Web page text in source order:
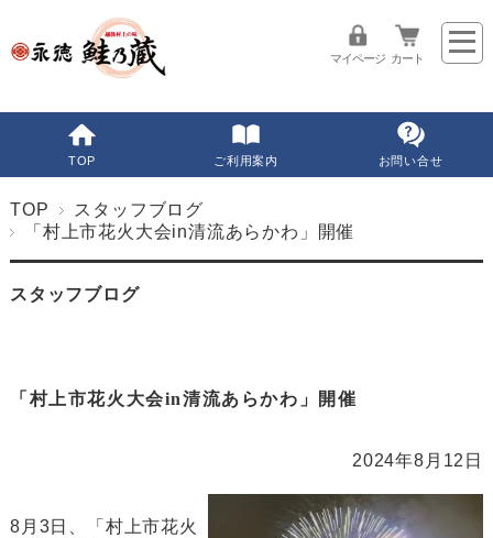
マイページ カート
TOP ご利用案内 お問い合せ
TOP
スタッフブログ
「村上市花火大会in清流あらかわ」開催
スタッフブログ
「村上市花火大会in清流あらかわ」開催
2024年8月12日
8月3日、「村上市花火